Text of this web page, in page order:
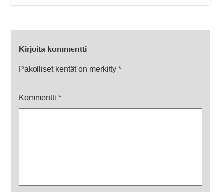
Kirjoita kommentti
Pakolliset kentät on merkitty *
Kommentti *